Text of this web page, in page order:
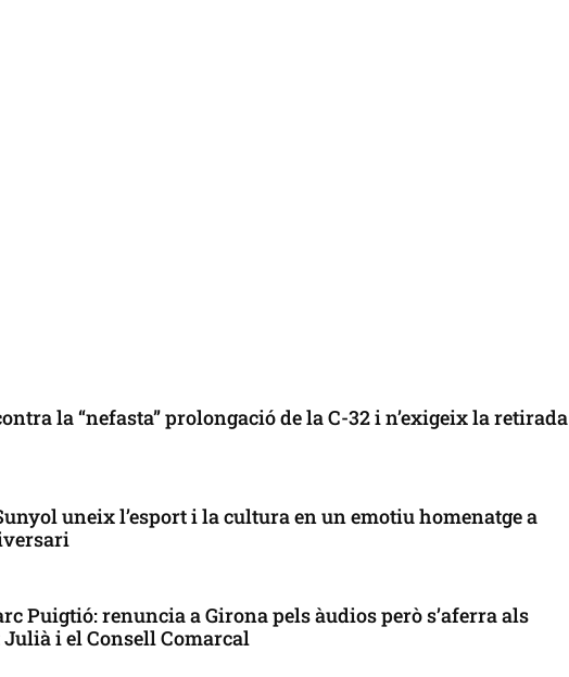
la “nefasta” prolongació de la C-32 i n’exigeix la retirada
uneix l’esport i la cultura en un emotiu homenatge a
Puigtió: renuncia a Girona pels àudios però s’aferra als
i el Consell Comarcal